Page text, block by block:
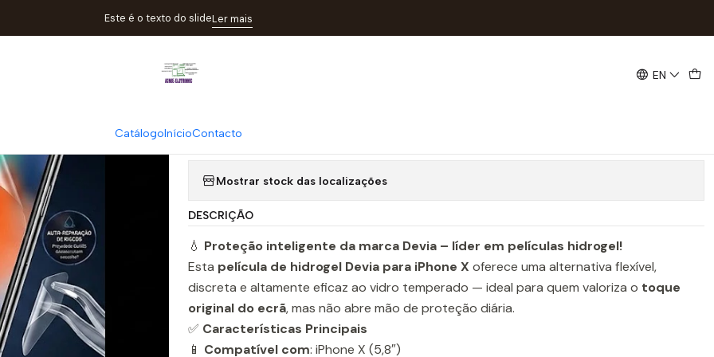
EN
CatálogoInícioContacto
Este é o texto do slideLer mais
Películas Película Hidrogel Devia iPhone X | ACM85
|
Película Hidrogel Devia iPhone X | ACM85
Mostrar stock das localizações
DESCRIÇÃO
💧 Proteção inteligente da marca Devia – líder em películas hidrogel!
Esta película de hidrogel Devia para iPhone X oferece uma alternativa flexível,
discreta e altamente eficaz ao vidro temperado — ideal para quem valoriza o toque
original do ecrã, mas não abre mão de proteção diária.
✅ Características Principais
📱 Compatível com: iPhone X (5,8″)